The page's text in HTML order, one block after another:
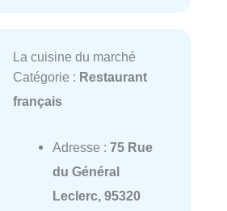
La cuisine du marché
Catégorie : Restaurant
français
Adresse : 75 Rue
du Général
Leclerc, 95320